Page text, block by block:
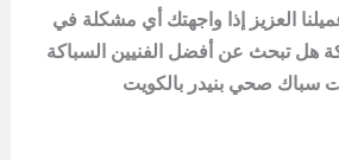
العزيز إذا واجهتك أي مشكلة في
هل تبحث عن أفضل الفنيين السباكة
سباك صحي بنيدر بالكويت